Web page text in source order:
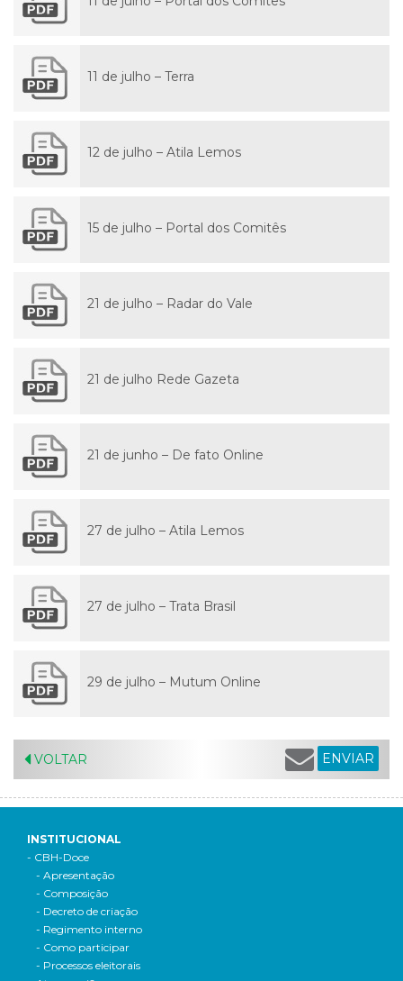
11 de julho – Terra
12 de julho – Atila Lemos
15 de julho – Portal dos Comitês
21 de julho – Radar do Vale
21 de julho Rede Gazeta
21 de junho – De fato Online
27 de julho – Atila Lemos
27 de julho – Trata Brasil
29 de julho – Mutum Online
VOLTAR ENVIAR
INSTITUCIONAL
- CBH-Doce
- Apresentação
- Composição
- Decreto de criação
- Regimento interno
- Como participar
- Processos eleitorais